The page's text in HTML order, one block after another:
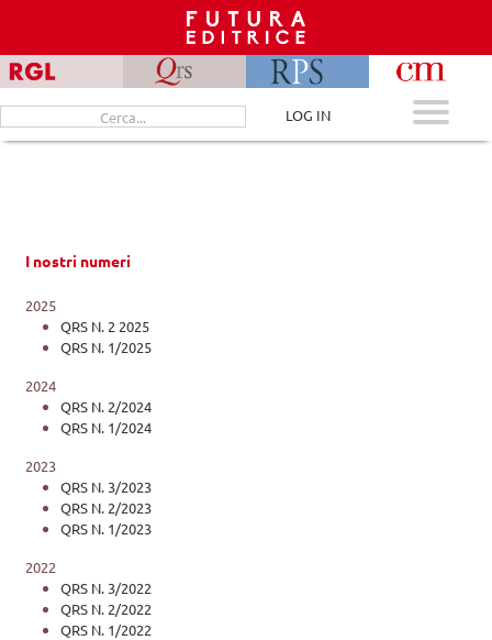
content
Cerca
per:
LOG IN
I nostri numeri
2025
QRS N. 2 2025
QRS N. 1/2025
2024
QRS N. 2/2024
QRS N. 1/2024
2023
QRS N. 3/2023
QRS N. 2/2023
QRS N. 1/2023
2022
QRS N. 3/2022
QRS N. 2/2022
QRS N. 1/2022